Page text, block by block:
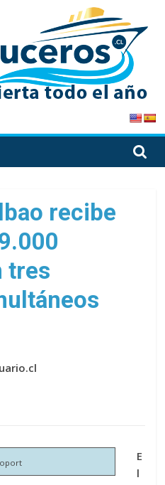
recibe
tres
E
l